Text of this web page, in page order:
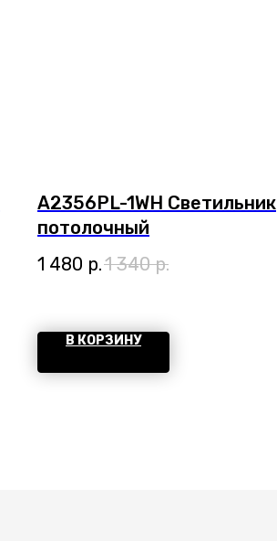
A2356PL-1WH Светильник
потолочный
1 480 р.1 340 р.
В КОРЗИНУ